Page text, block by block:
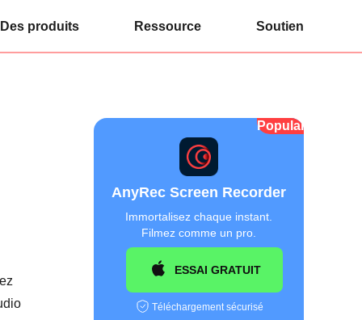
Des produits Ressource Soutien
Populaire
AnyRec Screen Recorder
Immortalisez chaque instant.
Filmez comme un pro.
ESSAI GRATUIT
Téléchargement sécurisé